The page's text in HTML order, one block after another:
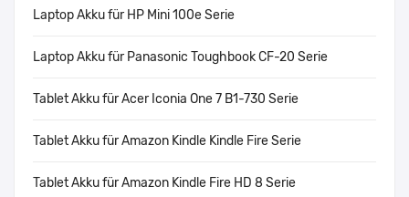
Laptop Akku für HP Mini 100e Serie
Laptop Akku für Panasonic Toughbook CF-20 Serie
Tablet Akku für Acer Iconia One 7 B1-730 Serie
Tablet Akku für Amazon Kindle Kindle Fire Serie
Tablet Akku für Amazon Kindle Fire HD 8 Serie